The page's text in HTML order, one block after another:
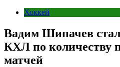
Хоккей
Вадим Шипачев
КХЛ по количеству
матчей